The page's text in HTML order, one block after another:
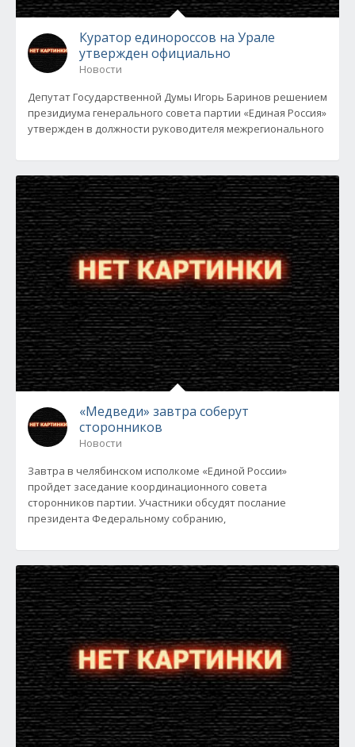
Куратор единороссов на Урале
утвержден официально
Новости
Депутат Государственной Думы Игорь Баринов решением
президиума генерального совета партии «Единая Россия»
утвержден в должности руководителя межрегионального
«Медведи» завтра соберут
сторонников
Новости
Завтра в челябинском исполкоме «Единой России»
пройдет заседание координационного совета
сторонников партии. Участники обсудят послание
президента Федеральному собранию,